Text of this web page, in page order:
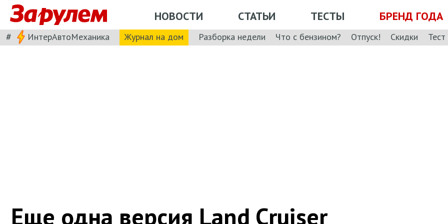
НОВОСТИ СТАТЬИ ТЕСТЫ БРЕНД ГОДА
# ИнтерАвтоМеханика Журнал на дом Разборка недели Что с бензином? Отпуск! Скидки
Еще одна версия Land Cruiser